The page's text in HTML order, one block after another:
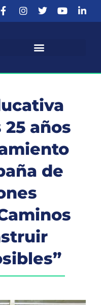
años
de